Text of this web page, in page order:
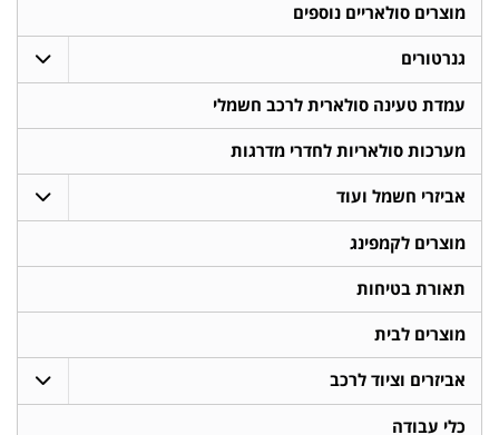
מוצרים סולאריים נוספים
גנרטורים
עמדת טעינה סולארית לרכב חשמלי
מערכות סולאריות לחדרי מדרגות
אביזרי חשמל ועוד
מוצרים לקמפינג
תאורת בטיחות
מוצרים לבית
אביזרים וציוד לרכב
כלי עבודה